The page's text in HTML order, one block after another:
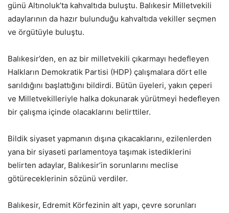
günü Altınoluk’ta kahvaltıda buluştu. Balıkesir Milletvekili
adaylarının da hazır bulunduğu kahvaltıda vekiller seçmen
ve örgütüyle buluştu.
Balıkesir’den, en az bir milletvekili çıkarmayı hedefleyen
Halkların Demokratik Partisi (HDP) çalışmalara dört elle
sarıldığını başlattığını bildirdi. Bütün üyeleri, yakın çeperi
ve Milletvekilleriyle halka dokunarak yürütmeyi hedefleyen
bir çalışma içinde olacaklarını belirttiler.
Bildik siyaset yapmanın dışına çıkacaklarını, ezilenlerden
yana bir siyaseti parlamentoya taşımak istediklerini
belirten adaylar, Balıkesir’in sorunlarını meclise
götüreceklerinin sözünü verdiler.
Balıkesir, Edremit Körfezinin alt yapı, çevre sorunları